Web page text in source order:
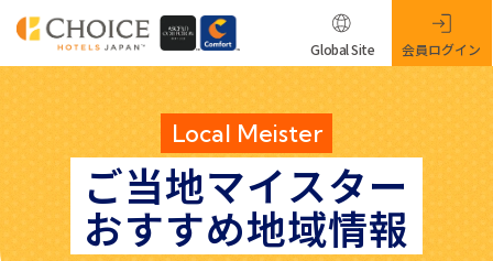
Local Meister
ご当地マイスター
おすすめ地域情報
Global Site 会員ログイン